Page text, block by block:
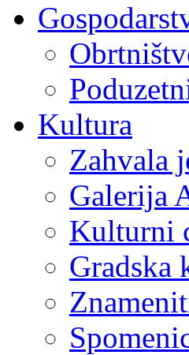
Kultura
Zahvala
Galerija
Kulturni
Gradska